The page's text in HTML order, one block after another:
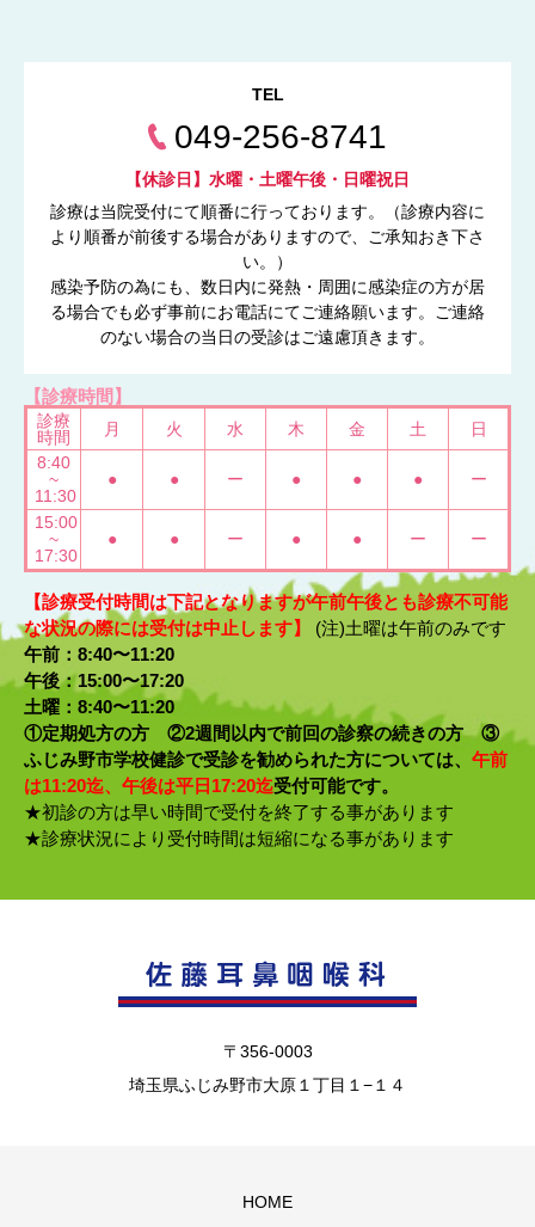
TEL
049-256-8741
【休診日】水曜・土曜午後・日曜祝日
診療は当院受付にて順番に行っております。（診療内容に
より順番が前後する場合がありますので、ご承知おき下さ
い。）
感染予防の為にも、数日内に発熱・周囲に感染症の方が居
る場合でも必ず事前にお電話にてご連絡願います。ご連絡
のない場合の当日の受診はご遠慮頂きます。
【診療時間】
診療
時間
月 火 水 木 金 土
日
8:40
~
11:30
● ● ー ● ● ● ー
15:00
~
17:30
● ● ー ● ● ー ー
【診療受付時間は下記となりますが午前午後とも診療不可能
な状況の際には受付は中止します】
(注)土曜は午前のみです
午前：8:40〜11:20
午後：15:00〜17:20
土曜：8:40〜11:20
①定期処方の方 ②2週間以内で前回の診察の続きの方 ③
ふじみ野市学校健診で受診を勧められた方については、 午前
は11:20迄、午後は平日17:20迄受付可能です。
★初診の方は早い時間で受付を終了する事があります
★診療状況により受付時間は短縮になる事があります
〒356-0003
埼玉県ふじみ野市大原１丁目１−１４
HOME